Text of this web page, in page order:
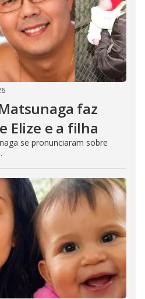
faz
Elize e a filha
se pronunciaram sobre